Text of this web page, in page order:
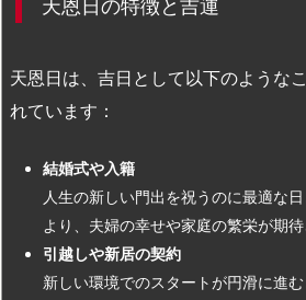
天恩日の特徴と吉運
天恩日は、吉日として以下のような
れています：
結婚式や入籍
人生の新しい門出を祝うのに最適な
より、夫婦の幸せや家庭の繁栄が期待
引越しや新居の契約
新しい環境でのスタートが円滑に進む